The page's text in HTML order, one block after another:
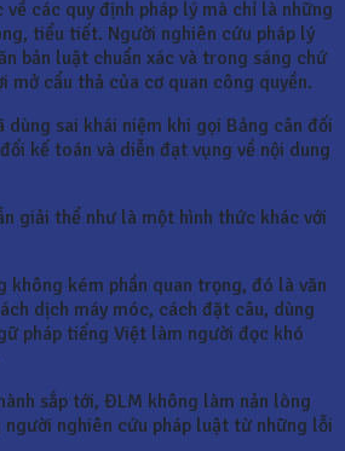
các quy định pháp lý mà chỉ là những
tiểu tiết. Người nghiên cứu pháp lý
bản luật chuẩn xác và trong sáng chứ
mở cẩu thả của cơ quan công quyền.
sai khái niệm khi gọi Bảng cân đối
kế toán và diễn đạt vụng về nội dung
giải thể như là một hình thức khác với
không kém phần quan trọng, đó là văn
dịch máy móc, cách đặt câu, dùng
pháp tiếng Việt làm người đọc khó
sắp tới, ĐLM không làm nản lòng
người nghiên cứu pháp luật từ những lỗi